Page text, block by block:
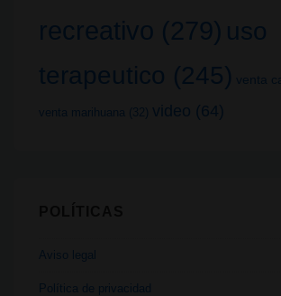
recreativo (279) uso
terapeutico (245) venta
venta marihuana (32) video (64)
Aviso legal
Política de privacidad